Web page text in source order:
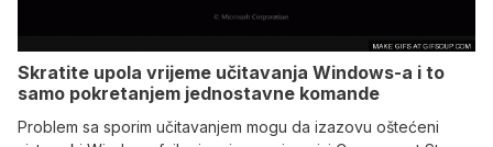
Skratite upola vrijeme učitavanja Windows-a i to
samo pokretanjem jednostavne komande
Problem sa sporim učitavanjem mogu da izazovu oštećeni